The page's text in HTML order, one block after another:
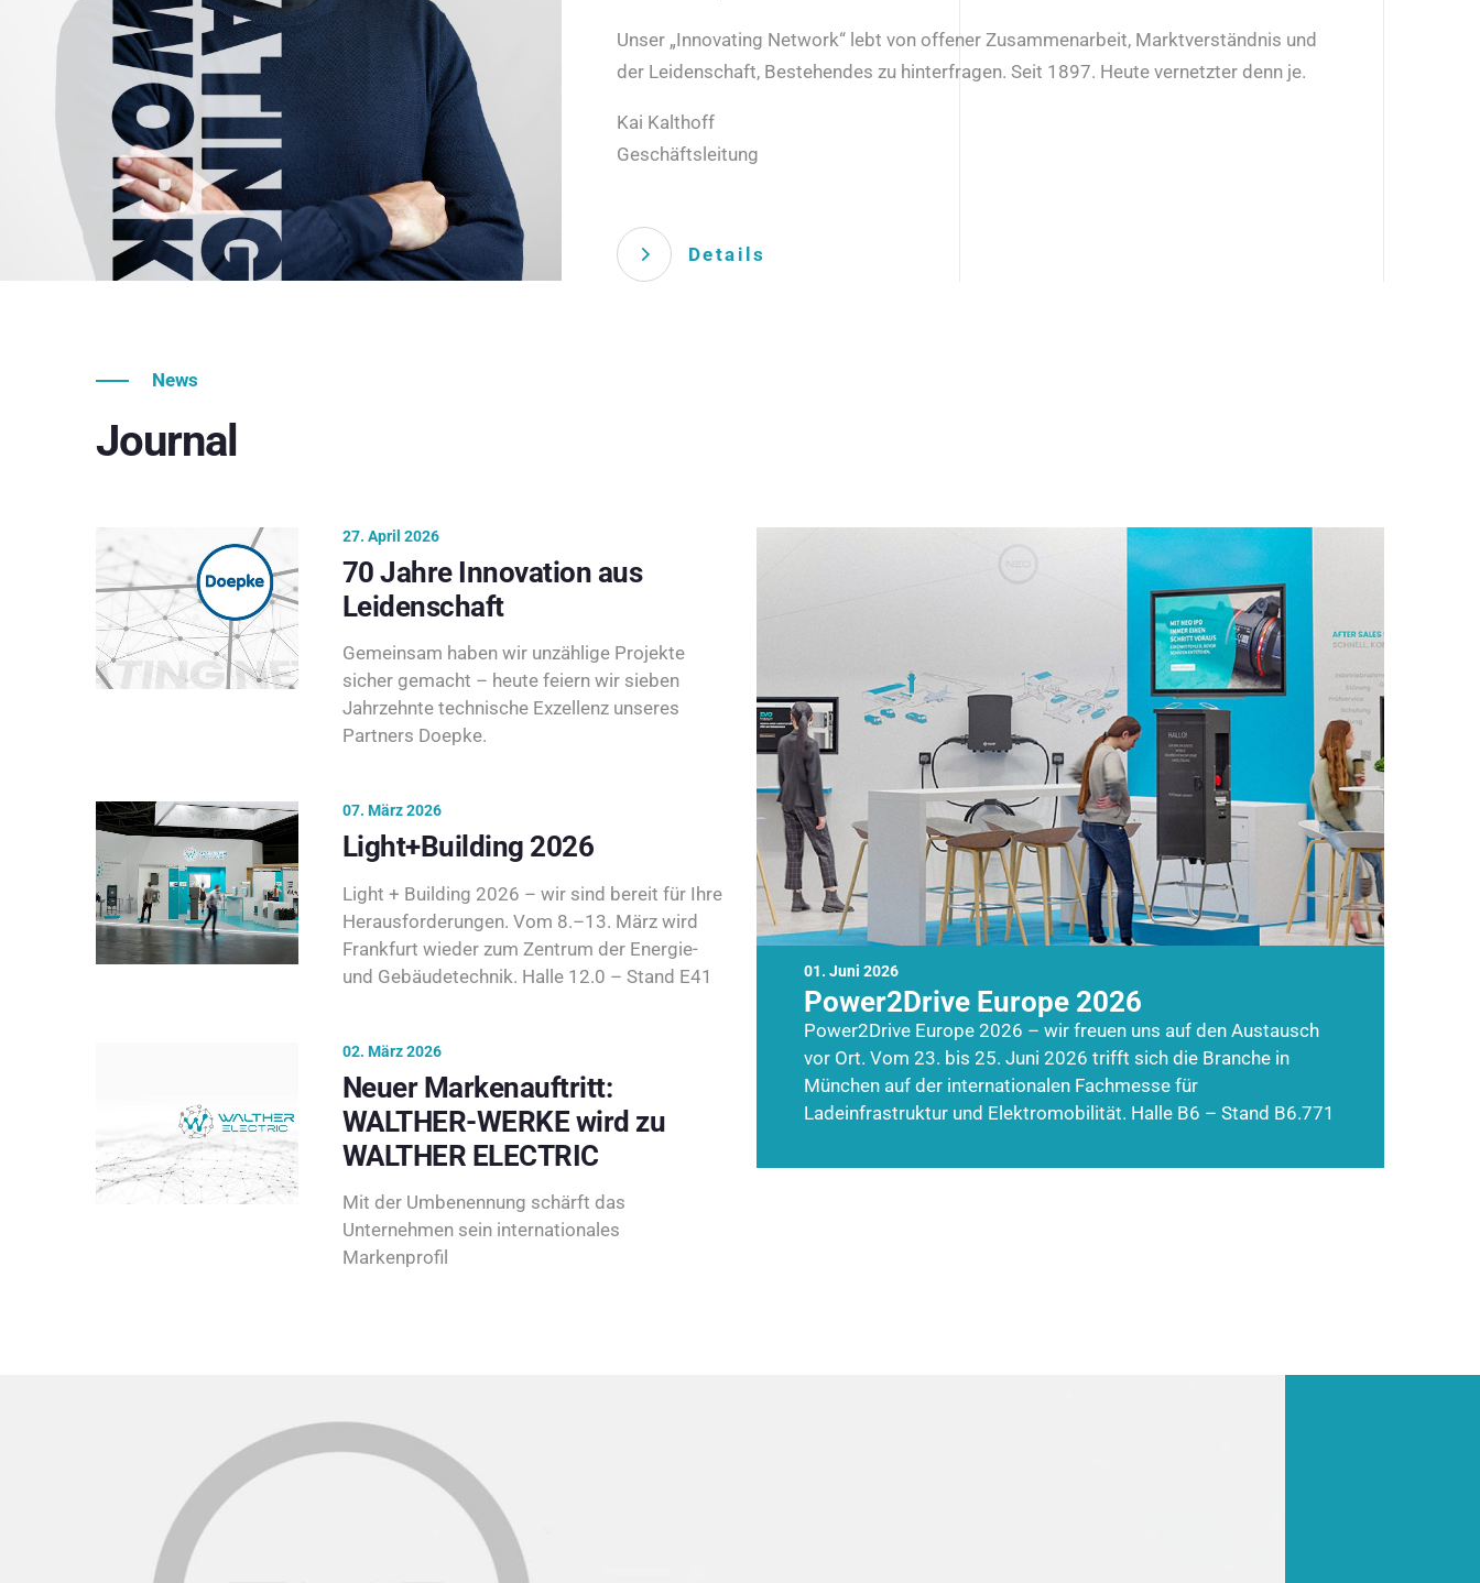
Unser „Innovating Network“ lebt von offener Zusammenarbeit, Marktverständnis und
der Leidenschaft, Bestehendes zu hinterfragen. Seit 1897. Heute vernetzter denn je.
Kai Kalthoff
Geschäftsleitung
Details
News
Journal
01. Juni 2026
Power2Drive Europe 2026
Power2Drive Europe 2026 – wir freuen uns auf den Austausch
vor Ort. Vom 23. bis 25. Juni 2026 trifft sich die Branche in
München auf der internationalen Fachmesse für
Ladeinfrastruktur und Elektromobilität. Halle B6 – Stand B6.771
27. April 2026
70 Jahre Innovation aus
Leidenschaft
Gemeinsam haben wir unzählige Projekte
sicher gemacht – heute feiern wir sieben
Jahrzehnte technische Exzellenz unseres
Partners Doepke.
07. März 2026
Light+Building 2026
Light + Building 2026 – wir sind bereit für Ihre
Herausforderungen. Vom 8.–13. März wird
Frankfurt wieder zum Zentrum der Energie-
und Gebäudetechnik. Halle 12.0 – Stand E41
02. März 2026
Neuer Markenauftritt:
WALTHER-WERKE wird zu
WALTHER ELECTRIC
Mit der Umbenennung schärft das
Unternehmen sein internationales
Markenprofil